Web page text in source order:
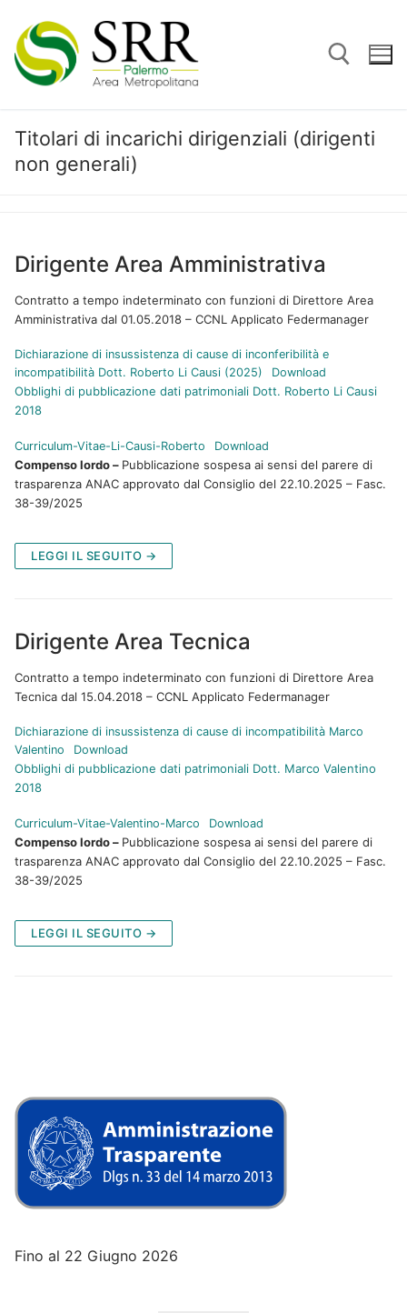
contenuto
Cerca:
Titolari di incarichi dirigenziali (dirigenti
non generali)
Dirigente Area Amministrativa
Contratto a tempo indeterminato con funzioni di Direttore Area
Amministrativa dal 01.05.2018 – CCNL Applicato Federmanager
Dichiarazione di insussistenza di cause di inconferibilità e
incompatibilità Dott. Roberto Li Causi (2025)
Download
Obblighi di pubblicazione dati patrimoniali Dott. Roberto Li Causi
2018
Curriculum-Vitae-Li-Causi-Roberto Download
Compenso lordo – Pubblicazione sospesa ai sensi del parere di
trasparenza ANAC approvato dal Consiglio del 22.10.2025 – Fasc.
38-39/2025
LEGGI IL SEGUITO →
Dirigente Area Tecnica
Contratto a tempo indeterminato con funzioni di Direttore Area
Tecnica dal 15.04.2018 – CCNL Applicato Federmanager
Dichiarazione di insussistenza di cause di incompatibilità Marco
Valentino
Download
Obblighi di pubblicazione dati patrimoniali Dott. Marco Valentino
2018
Curriculum-Vitae-Valentino-Marco Download
Compenso lordo – Pubblicazione sospesa ai sensi del parere di
trasparenza ANAC approvato dal Consiglio del 22.10.2025 – Fasc.
38-39/2025
LEGGI IL SEGUITO →
Fino al 22 Giugno 2026